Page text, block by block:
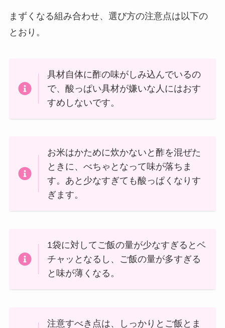
まずくなる組み合わせ、選び方の注意点は以下の
とおり。
具材自体に酢の味がしみ込んでいるの
で、酸っぱい具材が嫌いな人にはおす
すめしないです。
お米はかために炊かないと酢を混ぜた
ときに、べちゃとなって味が落ちま
す。あと少なすぎても酸っぱくなりす
ぎます。
1袋に対してご飯の量が少なすぎるとベ
チャッとなるし、ご飯の量が多すぎる
と味が薄くなる。
注意すべき点は、しっかりとご飯とま